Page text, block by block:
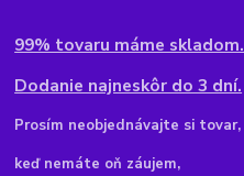
99% tovaru máme skladom.
Dodanie najneskôr do 3 dní.
Prosím neobjednávajte si tovar,
keď nemáte oň záujem,